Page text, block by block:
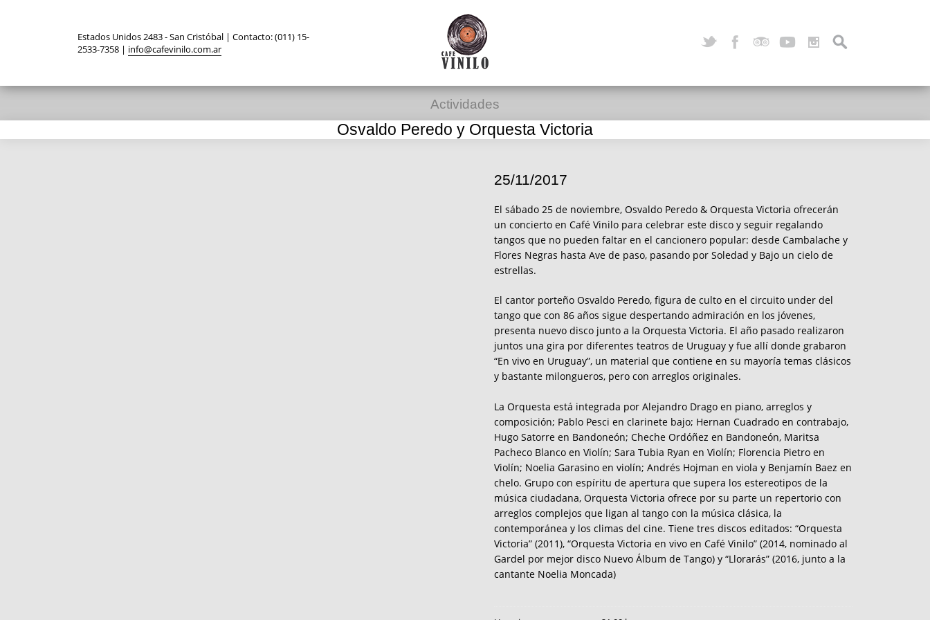
Estados Unidos 2483 - San Cristóbal | Contacto: (011) 15-
2533-7358 | info@cafevinilo.com.ar
Actividades
Osvaldo Peredo y Orquesta Victoria
25/11/2017
El sábado 25 de noviembre, Osvaldo Peredo & Orquesta Victoria ofrecerán
un concierto en Café Vinilo para celebrar este disco y seguir regalando
tangos que no pueden faltar en el cancionero popular: desde Cambalache y
Flores Negras hasta Ave de paso, pasando por Soledad y Bajo un cielo de
estrellas.
El cantor porteño Osvaldo Peredo, figura de culto en el circuito under del
tango que con 86 años sigue despertando admiración en los jóvenes,
presenta nuevo disco junto a la Orquesta Victoria. El año pasado realizaron
juntos una gira por diferentes teatros de Uruguay y fue allí donde grabaron
“En vivo en Uruguay”, un material que contiene en su mayoría temas clásicos
y bastante milongueros, pero con arreglos originales.
La Orquesta está integrada por Alejandro Drago en piano, arreglos y
composición; Pablo Pesci en clarinete bajo; Hernan Cuadrado en contrabajo,
Hugo Satorre en Bandoneón; Cheche Ordóñez en Bandoneón, Maritsa
Pacheco Blanco en Violín; Sara Tubia Ryan en Violín; Florencia Pietro en
Violín; Noelia Garasino en violín; Andrés Hojman en viola y Benjamín Baez en
chelo. Grupo con espíritu de apertura que supera los estereotipos de la
música ciudadana, Orquesta Victoria ofrece por su parte un repertorio con
arreglos complejos que ligan al tango con la música clásica, la
contemporánea y los climas del cine. Tiene tres discos editados: “Orquesta
Victoria” (2011), “Orquesta Victoria en vivo en Café Vinilo” (2014, nominado al
Gardel por mejor disco Nuevo Álbum de Tango) y “Llorarás” (2016, junto a la
cantante Noelia Moncada)